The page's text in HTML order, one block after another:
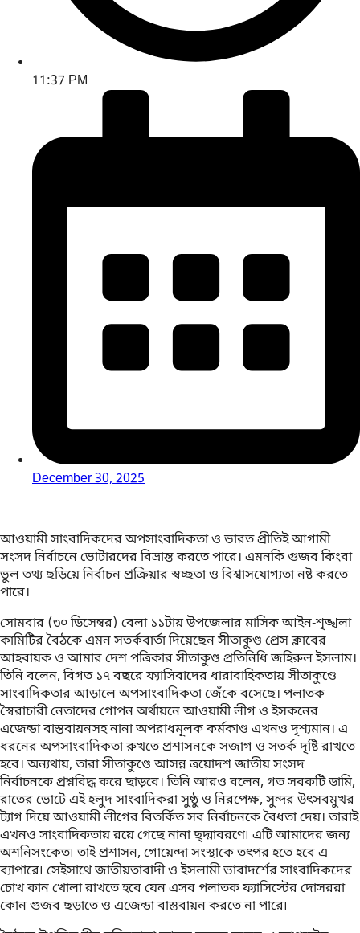
11:37 PM
December 30, 2025
আওয়ামী সাংবাদিকদের অপসাংবাদিকতা ও ভারত প্রীতিই আগামী
সংসদ নির্বাচনে ভোটারদের বিভ্রান্ত করতে পারে। এমনকি গুজব কিংবা
ভুল তথ্য ছড়িয়ে নির্বাচন প্রক্রিয়ার স্বচ্ছতা ও বিশ্বাসযোগ্যতা নষ্ট করতে
পারে।
সোমবার (৩০ ডিসেম্বর) বেলা ১১টায় উপজেলার মাসিক আইন-শৃঙ্খলা
কামিটির বৈঠকে এমন সতর্কবার্তা দিয়েছেন সীতাকুণ্ড প্রেস ক্লাবের
আহবায়ক ও আমার দেশ পত্রিকার সীতাকুণ্ড প্রতিনিধি জহিরুল ইসলাম।
তিনি বলেন, বিগত ১৭ বছরে ফ্যাসিবাদের ধারাবাহিকতায় সীতাকুণ্ডে
সাংবাদিকতার আড়ালে অপসাংবাদিকতা জেঁকে বসেছে। পলাতক
স্বৈরাচারী নেতাদের গোপন অর্থায়নে আওয়ামী লীগ ও ইসকনের
এজেন্ডা বাস্তবায়নসহ নানা অপরাধমূলক কর্মকাণ্ড এখনও দৃশ্যমান। এ
ধরনের অপসাংবাদিকতা রুখতে প্রশাসনকে সজাগ ও সতর্ক দৃষ্টি রাখতে
হবে। অন্যথায়, তারা সীতাকুণ্ডে আসন্ন ত্রয়োদশ জাতীয় সংসদ
নির্বাচনকে প্রশ্নবিদ্ধ করে ছাড়বে। তিনি আরও বলেন, গত সবকটি ডামি,
রাতের ভোটে এই হলুদ সাংবাদিকরা সুষ্ঠু ও নিরপেক্ষ, সুন্দর উৎসবমুখর
ট্যাগ দিয়ে আওয়ামী লীগের বিতর্কিত সব নির্বাচনকে বৈধতা দেয়। তারাই
এখনও সাংবাদিকতায় রয়ে গেছে নানা ছ্দ্মাবরণে৷ এটি আমাদের জন্য
অশনিসংকেত৷ তাই প্রশাসন, গোয়েন্দা সংস্থাকে তৎপর হতে হবে এ
ব্যাপারে৷ সেইসাথে জাতীয়তাবাদী ও ইসলামী ভাবাদর্শের সাংবাদিকদের
চোখ কান খোলা রাখতে হবে যেন এসব পলাতক ফ্যাসিস্টের দোসররা
কোন গুজব ছড়াতে ও এজেন্ডা বাস্তবায়ন করতে না পারে৷